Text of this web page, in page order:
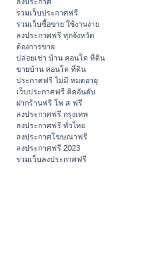
รวมเว็บประกาศฟรี
รวมเว็บซื้อขาย ใช้งานง่าย
ลงประกาศฟรี ทุกจังหวัด
ต้องการขาย
ปล่อยเช่า บ้าน คอนโด ที่ดิน
ขายบ้าน คอนโด ที่ดิน
ประกาศฟรี ไม่มี หมดอายุ
เว็บประกาศฟรี ติดอันดับ
ฝากร้านฟรี โพ ส ฟรี
ลงประกาศฟรี กรุงเทพ
ลงประกาศฟรี ทั่วไทย
ลงประกาศโฆษณาฟรี
ลงประกาศฟรี 2023
รวมเว็บลงประกาศฟรี